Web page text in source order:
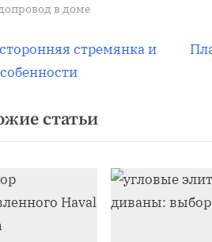
в доме
стремянка и
С
у
щ
а
статьи